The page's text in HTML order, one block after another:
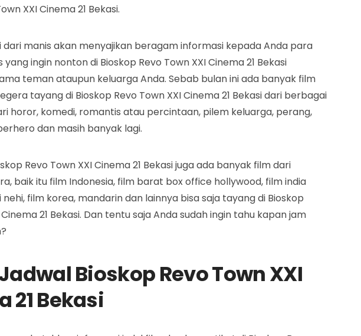
XXI Cinema 21 Bekasi.
dari manis akan menyajikan beragam informasi kepada Anda para
ingin nonton di Bioskop Revo Town XXI Cinema 21 Bekasi
teman ataupun keluarga Anda. Sebab bulan ini ada banyak film
tayang di Bioskop Revo Town XXI Cinema 21 Bekasi dari berbagai
horor, komedi, romantis atau percintaan, pilem keluarga, perang,
dan masih banyak lagi.
Revo Town XXI Cinema 21 Bekasi juga ada banyak film dari
baik itu film Indonesia, film barat box office hollywood, film india
film korea, mandarin dan lainnya bisa saja tayang di Bioskop
Cinema 21 Bekasi. Dan tentu saja Anda sudah ingin tahu kapan jam
Bioskop Revo Town XXI
21 Bekasi